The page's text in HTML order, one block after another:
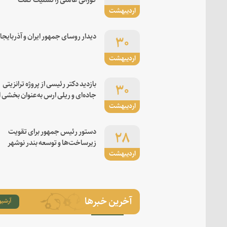
اردیبهشت
اردیبهشت
۳۰ دیدار روسای جمهور ایران و
اردیبهشت
۳۰
بازدید دکتر رئیسی از پروژه ترانزیتی
جاده‌ای و ریلی ارس به‌عنوان بخشی
اردیبهشت
۲۸
دستور رئیس جمهور برای تقویت
زیرساخت‌ها و توسعه بندر نوشهر
آخرین خبرها